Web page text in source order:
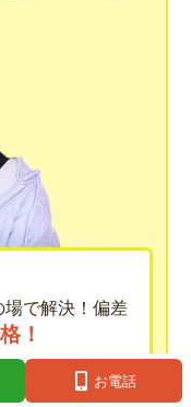
場で解決！偏差
！
お電話